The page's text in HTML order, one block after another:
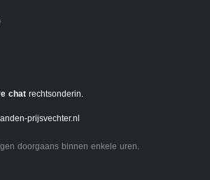
chat rechtsonderin.
prijsvechter.nl
doorgaans binnen enkele uren.